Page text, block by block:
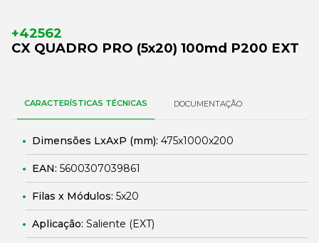
+42562
CX QUADRO PRO (5x20) 100md P200 EXT
CARACTERÍSTICAS TÉCNICAS DOCUMENTAÇÃO
Dimensões LxAxP (mm): 475x1000x200
EAN: 5600307039861
Filas x Módulos: 5x20
Aplicação: Saliente (EXT)